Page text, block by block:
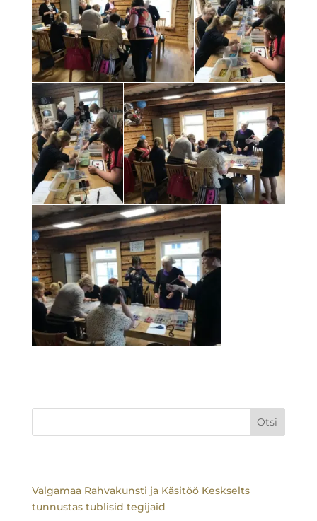
Otsi
Valgamaa Rahvakunsti ja Käsitöö Keskselts
tunnustas tublisid tegijaid